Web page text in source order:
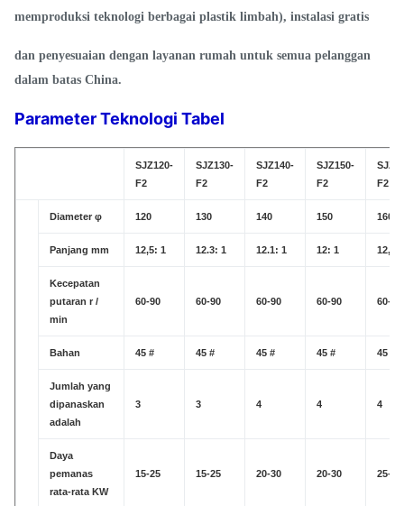
memproduksi teknologi berbagai plastik limbah), instalasi gratis
dan penyesuaian dengan layanan rumah untuk semua pelanggan
dalam batas China.
Parameter Teknologi Tabel
SJZ120-
F2
SJZ130-
F2
SJZ140-
F2
SJZ150-
F2
F2
Diameter φ 120 130 140 150 160
Panjang mm 12,5: 1 12.3: 1 12.1: 1 12: 1 12,5:
Kecepatan
putaran r /
min
60-90 60-90 60-90 60-90 60-90
Bahan 45 # 45 # 45 # 45 # 45 #
Jumlah yang
dipanaskan
adalah
3 3 4 4 4
Daya
pemanas
rata-rata KW
15-25 15-25 20-30 20-30 25-30